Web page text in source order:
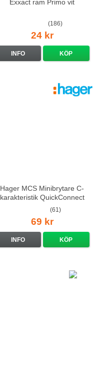
Exxact ram Primo vit
(186)
24 kr
INFO KÖP
Hager MCS Minibrytare C-
karakteristik QuickConnect
(61)
69 kr
INFO KÖP